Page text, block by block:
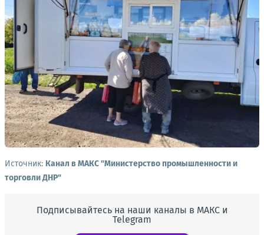
Источник: Канал в МАКС "Министерство промышленности и
торговли ДНР"
Подписывайтесь на наши каналы в МАКС и
Telegram